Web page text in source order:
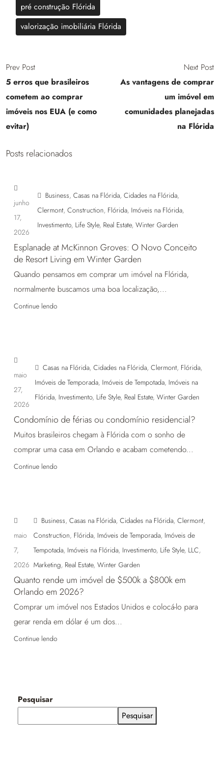
pré construção Flórida
valorização imobiliária Flórida
Prev Post
5 erros que brasileiros
cometem ao comprar
imóveis nos EUA (e como
evitar)
Next Post
As vantagens de comprar
um imóvel em
comunidades planejadas
na Flórida
Posts relacionados
junho
17,
2026
Business,Casas na Flórida,Cidades na Flórida,
Clermont,Construction, Flórida, Imóveis na Flórida,
Investimento, Life Style, Real Estate,Winter Garden
Esplanade at McKinnon Groves: O Novo Conceito
de Resort Living em Winter Garden
Quando pensamos em comprar um imóvel na Flórida,
normalmente buscamos uma boa localização,...
Continue lendo
maio
27,
2026
Casas na Flórida, Cidades na Flórida, Clermont, Flórida,
Imóveis de Temporada, Imóveis de Tempotada, Imóveis na
Flórida, Investimento, Life Style, Real Estate, Winter Garden
Condomínio de férias ou condomínio residencial?
Muitos brasileiros chegam à Flórida com o sonho de
comprar uma casa em Orlando e acabam cometendo...
Continue lendo
maio
7,
2026
Business, Casas na Flórida, Cidades na Flórida, Clermont,
Construction, Flórida, Imóveis de Temporada, Imóveis de
Tempotada, Imóveis na Flórida, Investimento, Life Style, LLC,
Marketing, Real Estate, Winter Garden
Quanto rende um imóvel de $500k a $800k em
Orlando em 2026?
Comprar um imóvel nos Estados Unidos e colocá-lo para
gerar renda em dólar é um dos...
Continue lendo
Pesquisar
Pesquisar